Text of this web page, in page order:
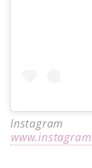
Instagram